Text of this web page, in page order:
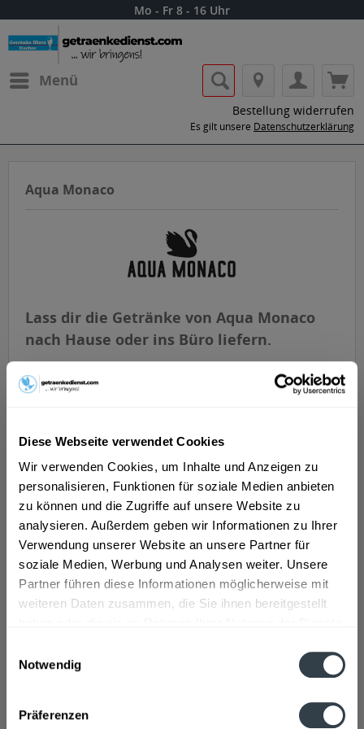
Diese Webseite verwendet Cookies
Wir verwenden Cookies, um Inhalte und Anzeigen zu
personalisieren, Funktionen für soziale Medien anbieten
zu können und die Zugriffe auf unsere Website zu
analysieren. Außerdem geben wir Informationen zu Ihrer
Verwendung unserer Website an unsere Partner für
soziale Medien, Werbung und Analysen weiter. Unsere
Partner führen diese Informationen möglicherweise mit
weiteren Daten zusammen, die Sie ihnen bereitgestellt
Notwendig
Präferenzen
Mo - Fr 8 - 16 Uhr
Menü
Bestellung widerrufen
Es gilt unsere Datenschutzerklärung
Aqua Monaco
Lass dir die Getränke von Aqua Monaco
nach Hause oder ins Büro liefern.
Die Geschichte von Aqua Monaco: Das Schwanen-
Mineralwasser der Münchner Schotterebene Die
herstellen. Das Wasser von Aqua Monaco stammt aus
der Münchner Schotterebene. Die erste Abfüllung des
Wassers war im Jahr 2011. Zunächst gab es nur
Mineralwasser, doch nur ein paar Jahre später wurden
auch Mixgetränke in das Sortiment aufgenommen.
Mittlerweile gibt es die Getränke nicht nur mehr in
München, sondern auch in anderen deutschen
Großstädten.>>>mehr